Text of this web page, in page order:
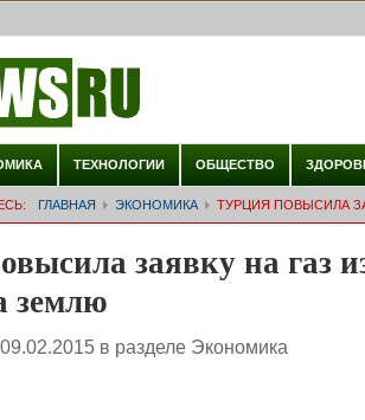
ТЕХНОЛОГИИ ОБЩЕСТВО
ГЛАВНАЯ ЭКОНОМИКА ТУРЦИЯ ПОВЫСИЛА
заявку на газ
землю
09.02.2015 в разделе Экономика